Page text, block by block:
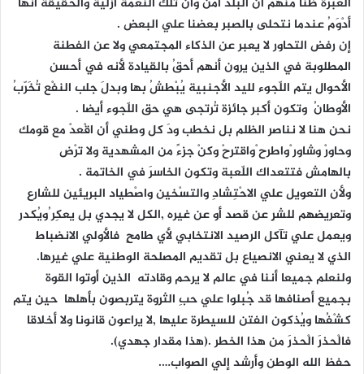
أدْوَمُ عندما نتحلى بالصبر بعضنا علي البعض .
إن رفض التحاور لا يعبر عن الذكاء المجتمعي ولا عن الفطنة
المطلوبة في الذين يرون أنهم أحقُ بالقيادة لأنه في أحسن
الأحوال يتم اللّجوء لليد الأجنبية يُبْطشُ بها وبدلَ جلب النفْع تُخَرّبُ
الأوطانُ وتكون أكبر جائزة تُرتجى هي حق اللّجوء أيضا .
نحن هنا لا نناصر الظلم بل نخطب ودَ كل وطني أن اقْعدْ مع قومك
وحاورْ وشاور ْواطرح ْواقترحْ وكنْ جزءً من المشهدية ولا ترْض
بالهامش فتتعداك اللّعبة وتكون الخاسرَ في الخاتمة .
ولأن التعويل علي الاحْتِشادِ والتسْخين واصْطياد البريئين للشارع
وتعريضهم للشرِ عن قصد أو عن غيره ,الكل لا يجدي بل يعكِر ُويُكدر
ويعمل علي تآكل الرصيد الانتخابي لأي طامحٍ فالأولي الانضباط
الذي لا يعني الانصياع بل تقديم المصلحة الوطنية علي غيرها.
ولنعلم جميعا أننا في عالم لا يرحم وقادته الذين أوتوا القوة
بجميع أصنافها قد جُبلوا علي حبِ الثروة يتربصون بأهلها حين يتم
كشْفُها ويُذكون الفتن للسيطرة عليها ,لا يراعون قانونا ولا أخلاقا
فالْحذرَ الْحذرَ من هذا الخطر .(هذا مقدار جهدي).
حفظ الله الوطن وأرشد إلي الصواب….